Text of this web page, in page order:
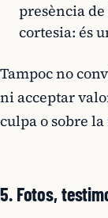
presència
cortesia: és
Tampoc no
ni acceptar
culpa o sobre
5. Fotos,